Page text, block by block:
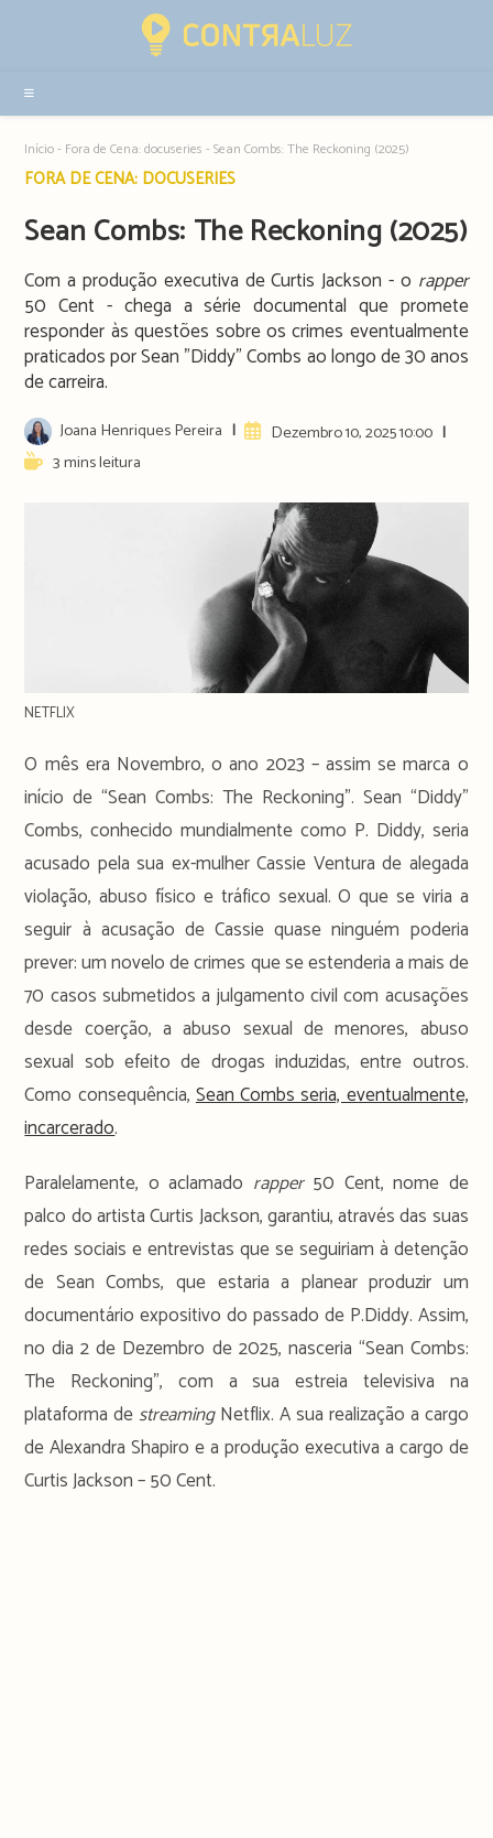
sidebar
Início- Fora de Cena: docuseries -Sean Combs: The Reckoning (2025)
Post
FORA DE CENA: DOCUSERIES
Sean Combs: The Reckoning (2025)
Com a produção executiva de Curtis Jackson - o rapper
50 Cent - chega a série documental que promete
responder às questões sobre os crimes eventualmente
praticados por Sean "Diddy" Combs ao longo de 30 anos
de carreira.
Post
author:
Joana Henriques Pereira
ArtigoDezembro 10, 2025 10:00
Reading3 mins leitura
NETFLIX
O mês era Novembro, o ano 2023 – assim se marca o
início de “Sean Combs: The Reckoning”. Sean “Diddy”
Combs, conhecido mundialmente como P. Diddy, seria
acusado pela sua ex-mulher Cassie Ventura de alegada
violação, abuso físico e tráfico sexual. O que se viria a
seguir à acusação de Cassie quase ninguém poderia
prever: um novelo de crimes que se estenderia a mais de
70 casos submetidos a julgamento civil com acusações
desde coerção, a abuso sexual de menores, abuso
sexual sob efeito de drogas induzidas, entre outros.
Como consequência, Sean Combs seria, eventualmente,
incarcerado.
Paralelamente, o aclamado rapper50 Cent, nome de
palco do artista Curtis Jackson, garantiu, através das suas
redes sociais e entrevistas que se seguiriam à detenção
de Sean Combs, que estaria a planear produzir um
documentário expositivo do passado de P.Diddy. Assim,
no dia 2 de Dezembro de 2025, nasceria “Sean Combs:
The Reckoning”, com a sua estreia televisiva na
plataforma de streamingNetflix. A sua realização a cargo
de Alexandra Shapiro e a produção executiva a cargo de
Curtis Jackson – 50 Cent.